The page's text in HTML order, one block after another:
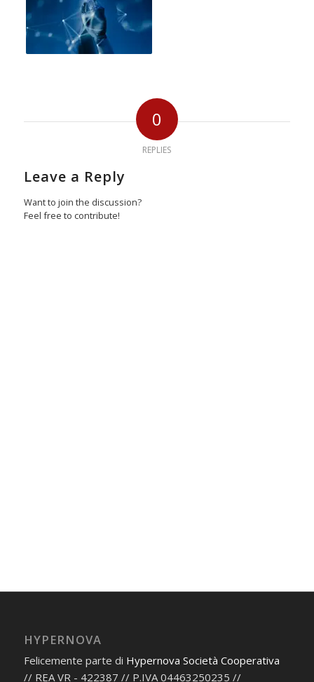
0
REPLIES
Leave a Reply
Want to join the discussion?
Feel free to contribute!
HYPERNOVA
Felicemente parte di Hypernova Società Cooperativa
// REA VR - 422387 // P.IVA 04463250235 //